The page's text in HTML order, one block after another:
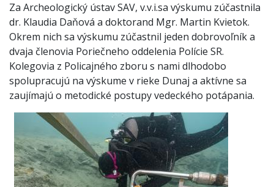
Za Archeologický ústav SAV, v.v.i.sa výskumu zúčastnila
dr. Klaudia Daňová a doktorand Mgr. Martin Kvietok.
Okrem nich sa výskumu zúčastnil jeden dobrovoľník a
dvaja členovia Poriečneho oddelenia Polície SR.
Kolegovia z Policajného zboru s nami dlhodobo
spolupracujú na výskume v rieke Dunaj a aktívne sa
zaujímajú o metodické postupy vedeckého potápania.